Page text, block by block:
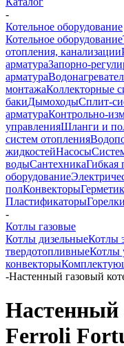
-
Котельное оборудование
Котельное оборудование
отопления, канализации
арматураЗапорно-
арматура
монтажаКоллекторные
бакиДымоходыСплит-
арматураКонтрольно-
управленияШланги и
систем отопления
жидкостейНасосы
водыСантехникаГибкая
оборудование
полКонвекторы
ПластификаторыГорелки
-
Котлы газовые
Котлы дизельныеКотлы
твердотопливныеКотлы
конвекторы
-Настенный газовый
Настенный
Ferroli